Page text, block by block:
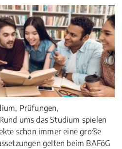
Prüfungen,
ums das Studium spielen
schon immer eine große
gelten beim BAFöG